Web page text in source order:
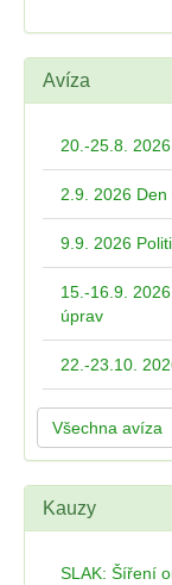
Avíza
20.-25.8.
2.9. 2026 Den
9.9. 2026
15.-16.9.
úprav
22.-23.10.
Všechna avíza
Kauzy
SLAK: Šíření